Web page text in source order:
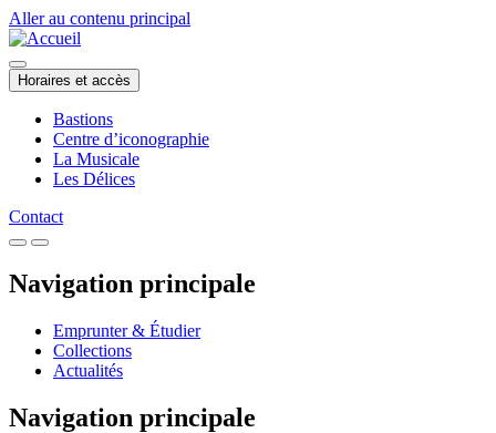
Aller au contenu principal
Horaires et accès
Bastions
Centre d’iconographie
La Musicale
Les Délices
Contact
Navigation principale
Emprunter & Étudier
Collections
Actualités
Navigation principale